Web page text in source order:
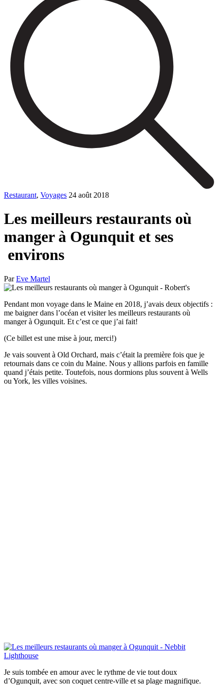
Restaurant, Voyages 24 août 2018
Les meilleurs restaurants où
manger à Ogunquit et ses
environs
ParEve Martel
Pendant mon voyage dans le Maine en 2018, j’avais deux objectifs :
me baigner dans l’océan et visiter les meilleurs restaurants où
manger à Ogunquit. Et c’est ce que j’ai fait!
(Ce billet est une mise à jour, merci!)
Je vais souvent à Old Orchard, mais c’était la première fois que je
retournais dans ce coin du Maine. Nous y allions parfois en famille
quand j’étais petite. Toutefois, nous dormions plus souvent à Wells
ou York, les villes voisines.
Je suis tombée en amour avec le rythme de vie tout doux
d’Ogunquit, avec son coquet centre-ville et sa plage magnifique.